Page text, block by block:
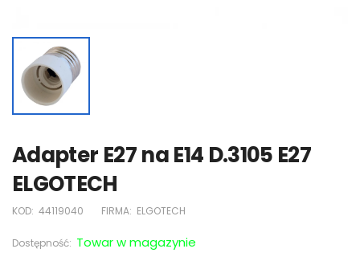
Adapter E27 na E14 D.3105 E27
ELGOTECH
KOD: 44119040 FIRMA: ELGOTECH
Dostępność: Towar w magazynie